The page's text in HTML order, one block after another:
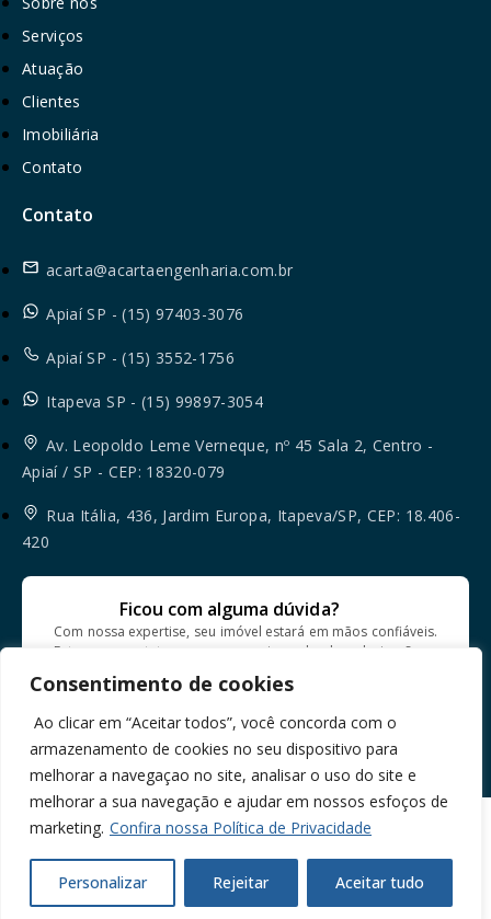
Consentimento de cookies
Ao clicar em “Aceitar todos”, você concorda com o
armazenamento de cookies no seu dispositivo para
melhorar a navegaçao no site, analisar o uso do site e
melhorar a sua navegação e ajudar em nossos esfoços de
marketing. Confira nossa Política de Privacidade
Personalizar Rejeitar Aceitar tudo
Serviços
Atuação
Clientes
Imobiliária
Contato
Contato
acarta@acartaengenharia.com.br
Apiaí SP - (15) 97403-3076
Apiaí SP - (15) 3552-1756
Itapeva SP - (15) 99897-3054
Av. Leopoldo Leme Verneque, nº 45 Sala 2, Centro -
Apiaí / SP - CEP: 18320-079
Rua Itália, 436, Jardim Europa, Itapeva/SP, CEP: 18.406-
420
Ficou com alguma dúvida?
Com nossa expertise, seu imóvel estará em mãos confiáveis.
Entre em contato e comece a jornada de valorização e
FALE CONOSCO
©2026 ACARTA ENGENHARIA E CONSULTORIA LTDA – Todos
Desenvolvido por